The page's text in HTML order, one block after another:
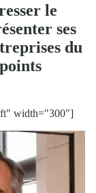
le
ses
du
width="300"]